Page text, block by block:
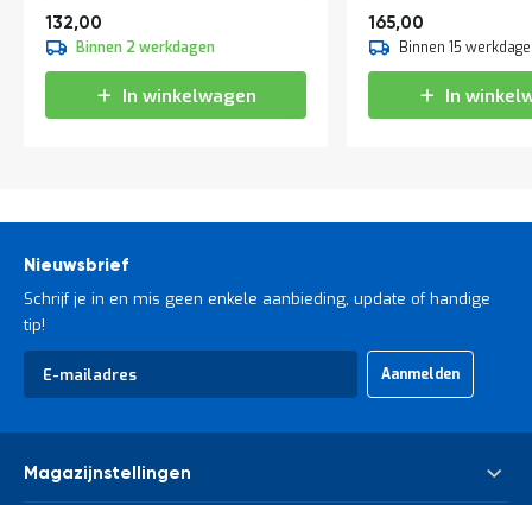
Vanaf
132,00
Binnen 2 werkdagen
In winkelwagen
Vanaf
165,00
Binnen 15
In
Nieuwsbrief
Schrijf je in en mis geen enkele aanbieding, update of handige
tip!
Abonneer
op
Aanmelden
Magazijnstellingen